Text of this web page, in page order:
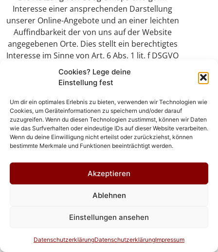
Cookies? Lege deine
Einstellung fest
Um dir ein optimales Erlebnis zu bieten, verwenden wir Technologien wie
Cookies, um Geräteinformationen zu speichern und/oder darauf
zuzugreifen. Wenn du diesen Technologien zustimmst, können wir Daten
wie das Surfverhalten oder eindeutige IDs auf dieser Website verarbeiten.
Wenn du deine Einwilligung nicht erteilst oder zurückziehst, können
bestimmte Merkmale und Funktionen beeinträchtigt werden.
Akzeptieren
Ablehnen
Einstellungen ansehen
DatenschutzerklärungDatenschutzerklärungImpressum
Interesse einer ansprechenden Darstellung
unserer Online-Angebote und an einer leichten
Auffindbarkeit der von uns auf der Website
angegebenen Orte. Dies stellt ein berechtigtes
Interesse im Sinne von Art. 6 Abs. 1 lit. f DSGVO
dar. Sofern eine entsprechende Einwilligung
abgefragt wurde, erfolgt die Verarbeitung
ausschließlich auf Grundlage von Art. 6 Abs. 1
lit. a DSGVO und § 25 Abs. 1 TDDDG, soweit die
Einwilligung die Speicherung von Cookies oder
den Zugriff auf Informationen im Endgerät des
Nutzers (z. B. Device-Fingerprinting) im Sinne
des TDDDG umfasst. Die Einwilligung ist
jederzeit widerrufbar.
Die Datenübertragung in die USA wird auf die
Standardvertragsklauseln der EU-Kommission
gestützt. Details finden Sie
businesses/gdprcontrollerterms/und
gdprcontrollerterms/sccs/.